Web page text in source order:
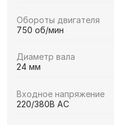
Обороты двигателя
750 об/мин
Диаметр вала
24 мм
Входное напряжение
220/380В AC